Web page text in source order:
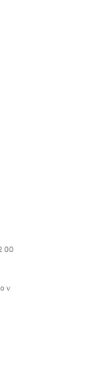
00
v